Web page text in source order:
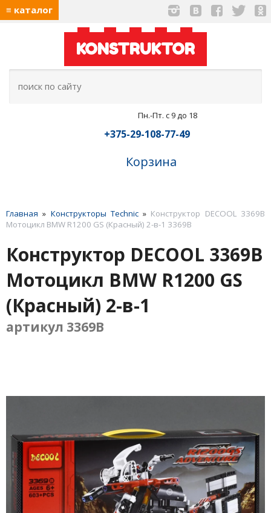
≡ каталог
KONSTRUKTOR
Пн.-Пт. с 9 до 18
+375-29-108-77-49
Корзина
Главная » Конструкторы Technic » Конструктор DECOOL 3369B
Мотоцикл BMW R1200 GS (Красный) 2-в-1 3369B
Конструктор DECOOL 3369B
Мотоцикл BMW R1200 GS
(Красный) 2-в-1
артикул 3369B